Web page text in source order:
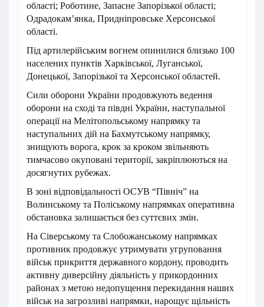
області; Роботине, Запасне Запорізької області;
Одрадокам’янка, Придніпровське Херсонської
області.
Під артилерійським вогнем опинилися близько 100
населених пунктів Харківської, Луганської,
Донецької, Запорізької та Херсонської областей.
Сили оборони України продовжують ведення
оборони на сході та півдні України, наступальної
операції на Мелітопольському напрямку та
наступальних дій на Бахмутському напрямку,
знищують ворога, крок за кроком звільняють
тимчасово окуповані території, закріплюються на
досягнутих рубежах.
В зоні відповідальності ОСУВ “Північ” на
Волинському та Поліському напрямках оперативна
обстановка залишається без суттєвих змін.
На Сіверському та Слобожанському напрямках
противник продовжує утримувати угруповання
військ прикриття державного кордону, проводить
активну диверсійну діяльність у прикордонних
районах з метою недопущення перекидання наших
військ на загрозливі напрямки, нарощує щільність